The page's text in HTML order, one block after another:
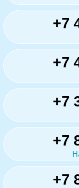
+7
+7
+7
+7
+7